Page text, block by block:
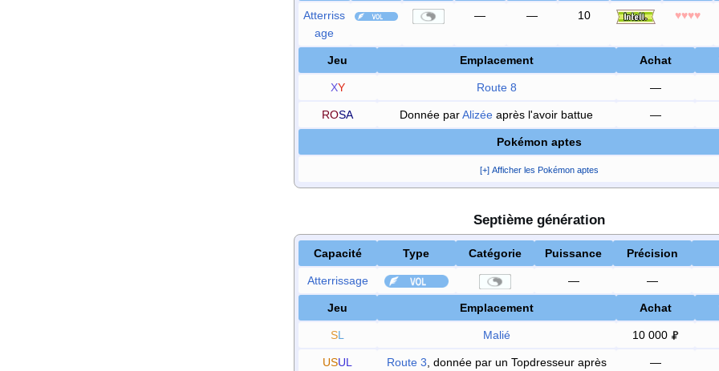
Atterriss
age
— — 10 ♥♥♥♥
Jeu Emplacement Achat
XY Route 8 —
ROSA Donnée parAlizée après l'avoir battue —
Pokémon aptes
[+] Afficher les Pokémon aptes
Septième génération
Capacité Type Catégorie Puissance Précision
Atterrissage — —
Jeu Emplacement Achat
SL Malié 10 000
USUL Route 3 , donnée par un Topdresseur après
—